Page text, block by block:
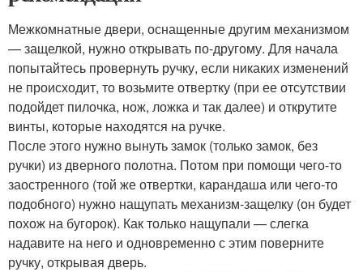
Межкомнатные двери, оснащенные другим механизмом
— защелкой, нужно открывать по-другому. Для начала
попытайтесь провернуть ручку, если никаких изменений
не происходит, то возьмите отвертку (при ее отсутствии
подойдет пилочка, нож, ложка и так далее) и открутите
винты, которые находятся на ручке.
После этого нужно вынуть замок (только замок, без
ручки) из дверного полотна. Потом при помощи чего-то
заостренного (той же отвертки, карандаша или чего-то
подобного) нужно нащупать механизм-защелку (он будет
похож на бугорок). Как только нащупали — слегка
надавите на него и одновременно с этим поверните
ручку, открывая дверь.